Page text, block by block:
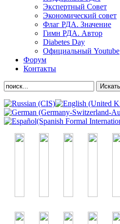
Экспертный Совет
Экономический совет
Флаг РДА. Значение
Гимн РДА. Автор
Diabetes Day
Официальный Youtube
Форум
Контакты